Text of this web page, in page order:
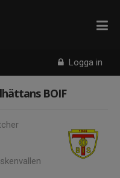
Logga in
BOIF